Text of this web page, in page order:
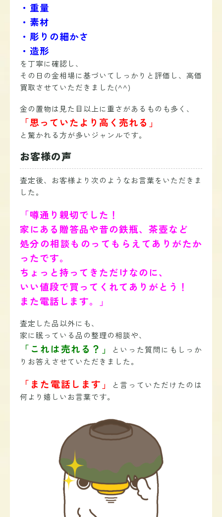
・重量
・素材
・彫りの細かさ
・造形
を丁寧に確認し、
その日の金相場に基づいてしっかりと評価し、高価
買取させていただきました(^^)
金の置物は見た目以上に重さがあるものも多く、
「思っていたより高く売れる」
と驚かれる方が多いジャンルです。
お客様の声
査定後、お客様より次のようなお言葉をいただきま
した。
「噂通り親切でした！
家にある贈答品や昔の鉄瓶、茶壺など
処分の相談ものってもらえてありがたか
ったです。
ちょっと持ってきただけなのに、
いい値段で買ってくれてありがとう！
また電話します。」
査定した品以外にも、
家に眠っている品の整理の相談や、
「これは売れる？」
といった質問にもしっか
りお答えさせていただきました。
「また電話します」
と言っていただけたのは
何より嬉しいお言葉です。